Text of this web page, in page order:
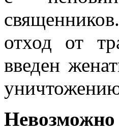
отход от
введен